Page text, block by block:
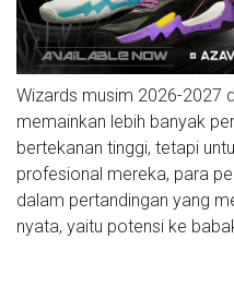
Wizards musim 2026-2027
memainkan lebih banyak
bertekanan tinggi, tetapi
profesional mereka, para
dalam pertandingan yang
nyata, yaitu potensi ke